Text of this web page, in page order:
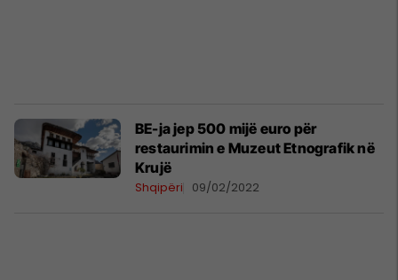
BE-ja jep 500 mijë euro për
restaurimin e Muzeut Etnografik në
Krujë
Shqipëri 09/02/2022